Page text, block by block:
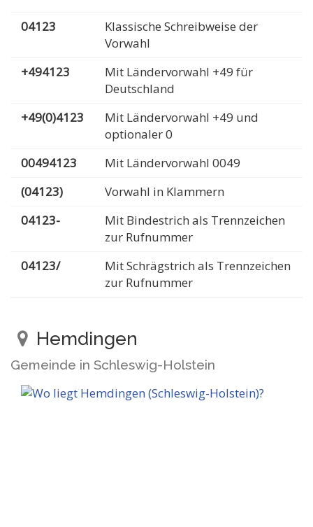
04123
Klassische Schreibweise der
Vorwahl
+494123
Mit Ländervorwahl +49 für
Deutschland
+49(0)4123
Mit Ländervorwahl +49 und
optionaler 0
00494123
Mit Ländervorwahl 0049
(04123)
Vorwahl in Klammern
04123-
Mit Bindestrich als Trennzeichen
zur Rufnummer
04123/
Mit Schrägstrich als Trennzeichen
zur Rufnummer
Hemdingen
Gemeinde in Schleswig-Holstein